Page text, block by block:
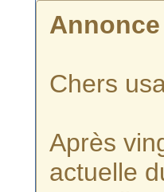
Annonce
Chers
Après
actuelle